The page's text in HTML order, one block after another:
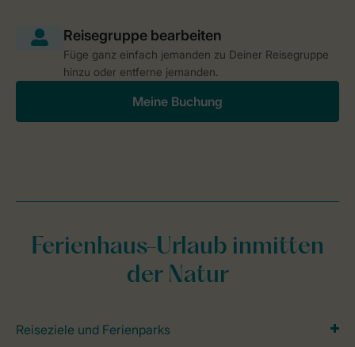
Füge ganz einfach jemanden zu Deiner Reisegruppe
hinzu oder entferne jemanden.
Meine Buchung
Ferienhaus-Urlaub inmitten
der Natur
Reiseziele und Ferienparks